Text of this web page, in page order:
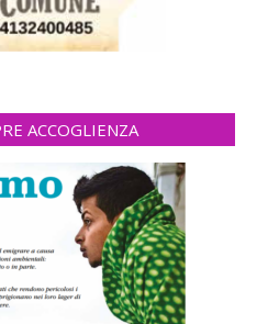
ACCOGLIENZA